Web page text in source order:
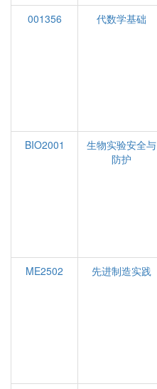
001356
代数学基础
BIO2001
生物实验安全与
防护
ME2502
先进制造实践